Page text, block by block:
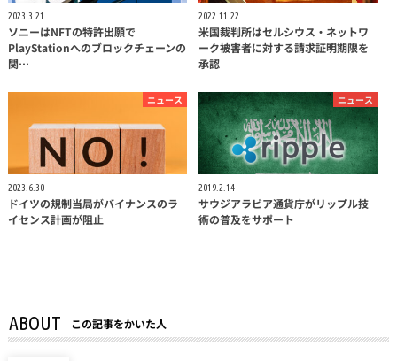
2023.3.21
ソニーはNFTの特許出願で
PlayStationへのブロックチェーンの
関…
2022.11.22
米国裁判所はセルシウス・ネットワ
ーク被害者に対する請求証明期限を
承認
ニュース
2023.6.30
ドイツの規制当局がバイナンスのラ
イセンス計画が阻止
ニュース
2019.2.14
サウジアラビア通貨庁がリップル技
術の普及をサポート
ABOUT この記事をかいた人